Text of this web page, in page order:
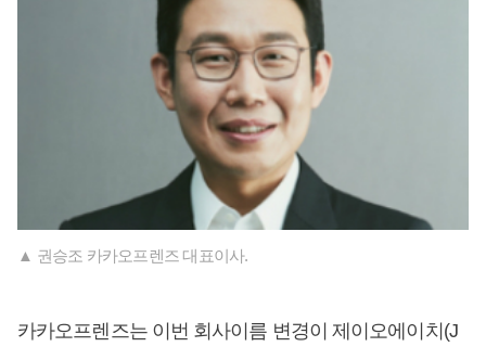
▲ 권승조 카카오프렌즈 대표이사.
카카오프렌즈는 이번 회사이름 변경이 제이오에이치(J